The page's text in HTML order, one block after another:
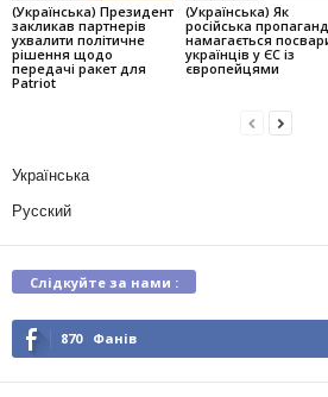
(Українська) Президент
закликав партнерів
ухвалити політичне
рішення щодо
передачі ракет для
Patriot
(Українська) Як
російська
намагається
українців у ЄС із
європейцями
Українська
Русский
Слідкуйте за нами :
870 Фанів